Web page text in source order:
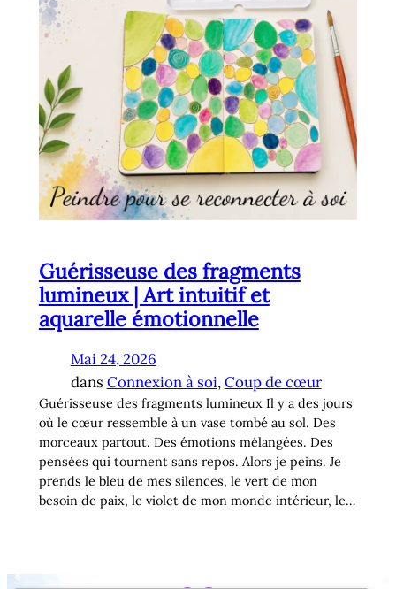
Guérisseuse des fragments
lumineux | Art intuitif et
aquarelle émotionnelle
Mai 24, 2026
dans Connexion à soi, Coup de cœur
Guérisseuse des fragments lumineux Il y a des jours
où le cœur ressemble à un vase tombé au sol. Des
morceaux partout. Des émotions mélangées. Des
pensées qui tournent sans repos. Alors je peins. Je
prends le bleu de mes silences, le vert de mon
besoin de paix, le violet de mon monde intérieur, le…